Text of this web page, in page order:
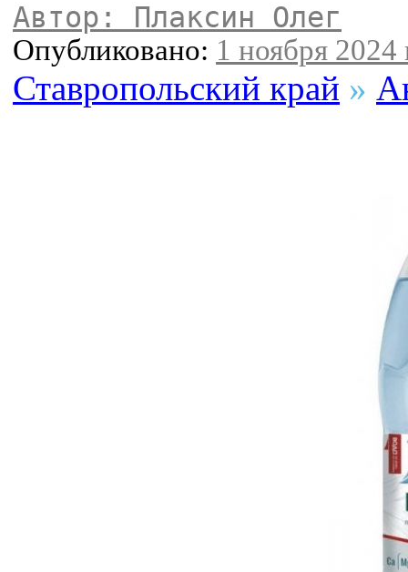
Автор: Плаксин Олег
Опубликовано: 1 ноября 2024
Ставропольский край »